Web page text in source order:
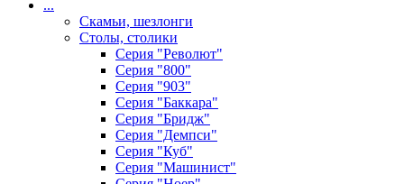
...
Скамьи, шезлонги
Столы, столики
Серия "Револют"
Серия "800"
Серия "903"
Серия "Баккара"
Серия "Бридж"
Серия "Демпси"
Серия "Куб"
Серия "Машинист"